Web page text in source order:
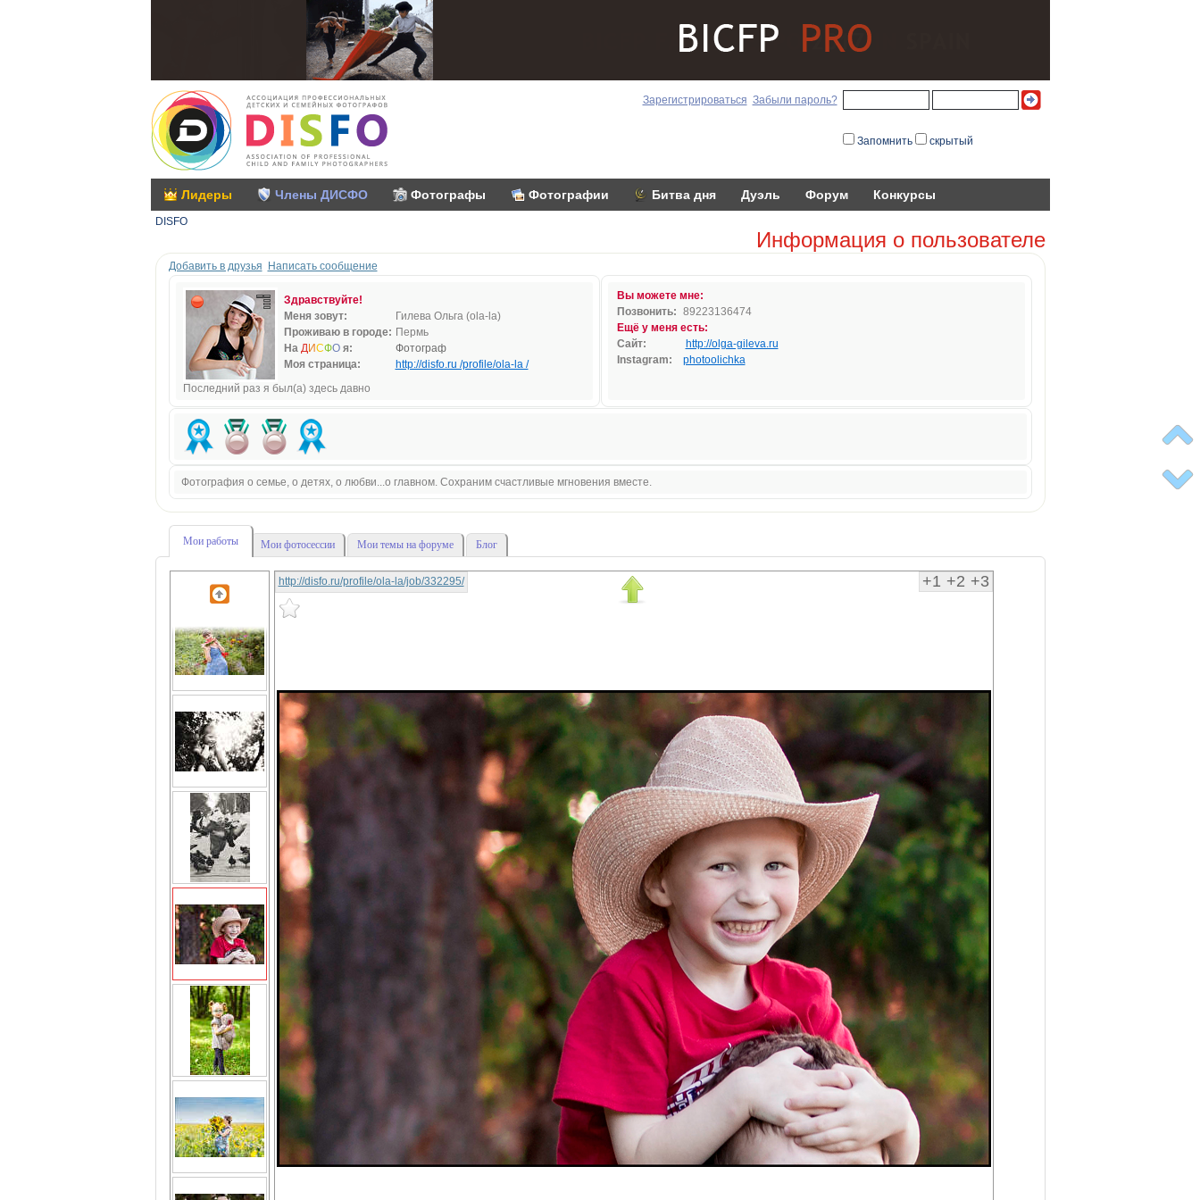
Зарегистрироваться Забыли пароль?
Запомнить скрытый
Лидеры Члены ДИСФО Фотографы Фотографии Битва дня Дуэль Форум Конкурсы
DISFO
Информация о пользователе
Добавить в друзья Написать сообщение
Здравствуйте!
Меня зовут:
Гилева Ольга (ola-la)
Проживаю в городе: Пермь
На ДИСФОя:
Фотограф
Моя страница:
http://disfo.ru /profile/ola-la /
Последний раз я был(а) здесь давно
Вы можете мне:
Позвонить: 89223136474
Ещё у меня есть:
Сайт:
http://olga-gileva.ru
Instagram:
photoolichka
Фотография о семье, о детях, о любви...о главном. Сохраним счастливые мгновения вместе.
Мои работы Мои фотосессии Мои темы на форуме Блог
+1 +2 +3
http://disfo.ru/profile/ola-la/job/332295/